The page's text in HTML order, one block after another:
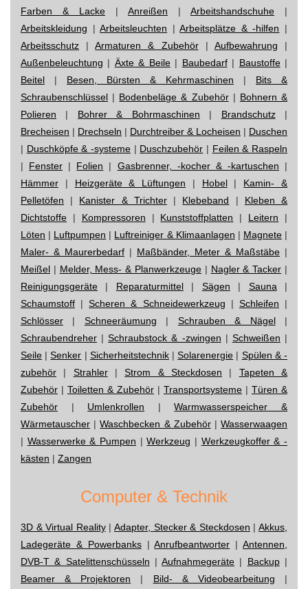
Farben & Lacke | Anreißen | Arbeitshandschuhe |
Arbeitskleidung |Arbeitsleuchten |Arbeitsplätze & -hilfen |
Arbeitsschutz |Armaturen & Zubehör| Aufbewahrung |
Außenbeleuchtung | Äxte & Beile| Baubedarf| Baustoffe|
Beitel | Besen, Bürsten & Kehrmaschinen | Bits &
Schraubenschlüssel | Bodenbeläge & Zubehör| Bohnern &
Polieren | Bohrer & Bohrmaschinen | Brandschutz|
Brecheisen | Drechseln | Durchtreiber & Locheisen | Duschen
| Duschköpfe & -systeme | Duschzubehör | Feilen & Raspeln
| Fenster | Folien | Gasbrenner, -kocher & -kartuschen |
Hämmer | Heizgeräte & Lüftungen | Hobel| Kamin- &
Pelletöfen | Kanister & Trichter| Klebeband | Kleben &
Dichtstoffe | Kompressoren | Kunststoffplatten | Leitern |
Löten | Luftpumpen | Luftreiniger & Klimaanlagen | Magnete|
Maler- & Maurerbedarf | Maßbänder, Meter & Maßstäbe |
Meißel | Melder, Mess- & Planwerkzeuge | Nagler & Tacker |
Reinigungsgeräte | Reparaturmittel| Sägen | Sauna |
Schaumstoff |Scheren & Schneidewerkzeug | Schleifen |
Schlösser | Schneeräumung | Schrauben & Nägel|
Schraubendreher |Schraubstock & -zwingen | Schweißen |
Seile |Senker | Sicherheitstechnik|Solarenergie | Spülen & -
zubehör | Strahler|Strom & Steckdosen | Tapeten &
Zubehör | Toiletten & Zubehör | Transportsysteme | Türen &
Zubehör | Umlenkrollen |Warmwasserspeicher &
Wärmetauscher |Waschbecken & Zubehör|Wasserwaagen
| Wasserwerke & Pumpen |Werkzeug | Werkzeugkoffer & -
kästen | Zangen
Computer & Technik
3D & Virtual Reality|Adapter, Stecker & Steckdosen |Akkus,
Ladegeräte & Powerbanks|Anrufbeantworter |Antennen,
DVB-T & Satelittenschüsseln |Aufnahmegeräte | Backup|
Beamer & Projektoren | Bild- & Videobearbeitung |